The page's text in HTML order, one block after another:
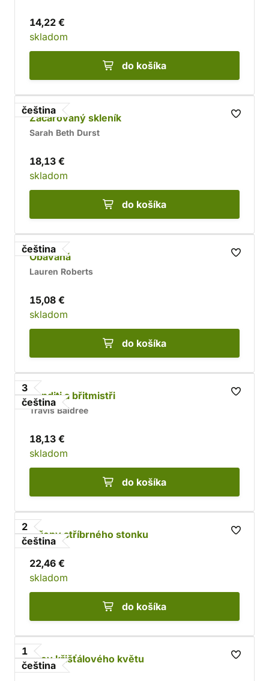
14,22 €
skladom
do košíka
čeština
Začarovaný skleník
Sarah Beth Durst
18,13 €
skladom
do košíka
čeština
Obávaná
Lauren Roberts
15,08 €
skladom
do košíka
3
čeština
Banditi a břitmistři
Travis Baldree
18,13 €
skladom
do košíka
2
čeština
Střepy stříbrného stonku
22,46 €
skladom
do košíka
1
čeština
Krev křišťálového květu